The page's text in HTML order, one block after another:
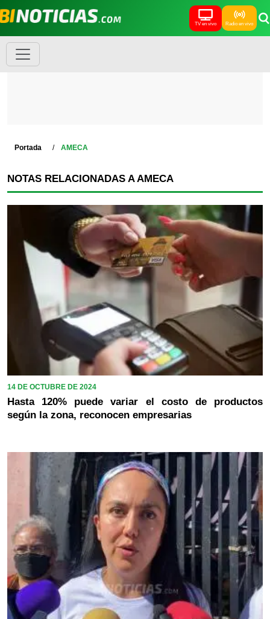
TV en vivo Radio en vivo
Portada AMECA
NOTAS RELACIONADAS A AMECA
14 DE OCTUBRE DE 2024
Hasta 120% puede variar el costo de productos
según la zona, reconocen empresarias